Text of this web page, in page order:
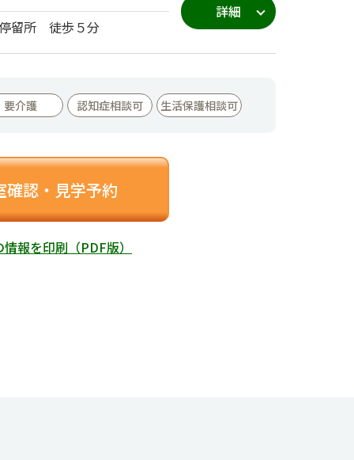
留所 徒歩５分
詳細
要介護 認知症相談可 生活保護相談可
確認・見学予約
報を印刷（PDF版）